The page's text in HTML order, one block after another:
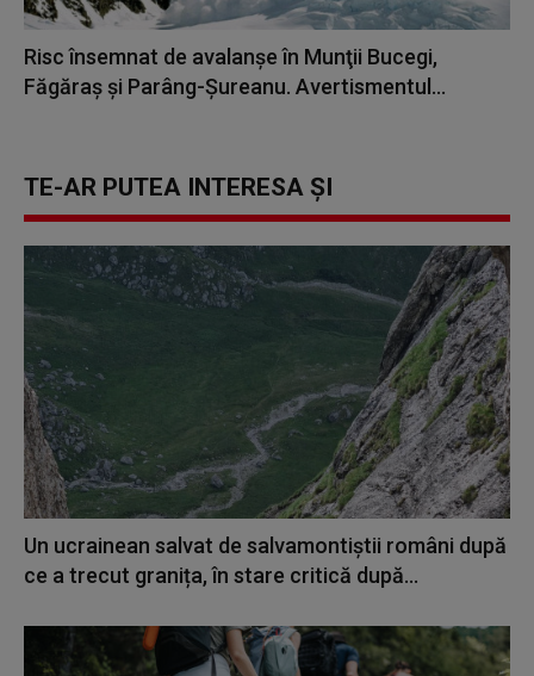
Risc însemnat de avalanşe în Munţii Bucegi,
Făgăraş şi Parâng-Şureanu. Avertismentul...
TE-AR PUTEA INTERESA ȘI
Un ucrainean salvat de salvamontiștii români după
ce a trecut granița, în stare critică după...